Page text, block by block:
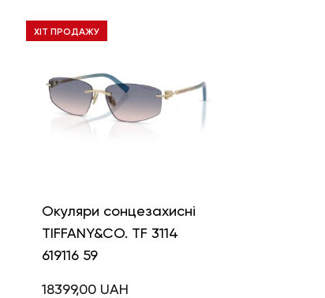
ХІТ ПРОДАЖУ
Окуляри сонцезахисні
TIFFANY&CO. TF 3114
619116 59
18399,00 UAH